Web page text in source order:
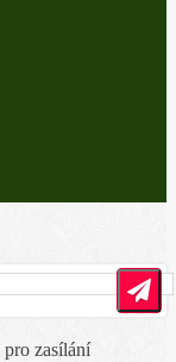
pro zasílání